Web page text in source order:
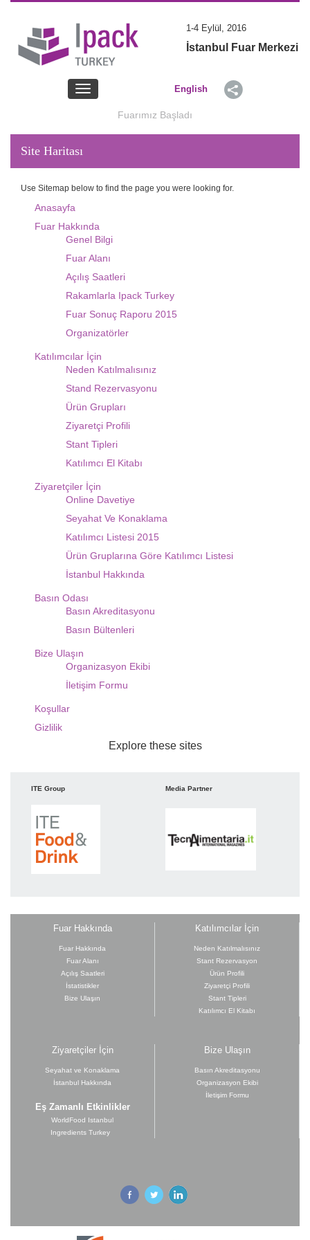
1-4 Eylül, 2016
İstanbul Fuar Merkezi
Toggle
navigation
English
Fuarımız Başladı
Site Haritası
Use Sitemap below to find the page you were looking for.
Anasayfa
Fuar Hakkında
Genel Bilgi
Fuar Alanı
Açılış Saatleri
Rakamlarla Ipack Turkey
Fuar Sonuç Raporu 2015
Organizatörler
Katılımcılar İçin
Neden Katılmalısınız
Stand Rezervasyonu
Ürün Grupları
Ziyaretçi Profili
Stant Tipleri
Katılımcı El Kitabı
Ziyaretçiler İçin
Online Davetiye
Seyahat Ve Konaklama
Katılımcı Listesi 2015
Ürün Gruplarına Göre Katılımcı Listesi
İstanbul Hakkında
Basın Odası
Basın Akreditasyonu
Basın Bültenleri
Bize Ulaşın
Organizasyon Ekibi
İletişim Formu
Koşullar
Gizlilik
Explore these sites
ITE Group Media Partner
Fuar Hakkında
Fuar Hakkında
Fuar Alanı
Açılış Saatleri
İstatistikler
Bize Ulaşın
Katılımcılar İçin
Neden Katılmalısınız
Stant Rezervasyon
Ürün Profili
Ziyaretçi Profili
Stant Tipleri
Katılımcı El Kitabı
Ziyaretçiler İçin
Seyahat ve Konaklama
İstanbul Hakkında
Eş Zamanlı Etkinlikler
WorldFood Istanbul
Ingredients Turkey
Bize Ulaşın
Basın Akreditasyonu
Organizasyon Ekibi
İletişim Formu